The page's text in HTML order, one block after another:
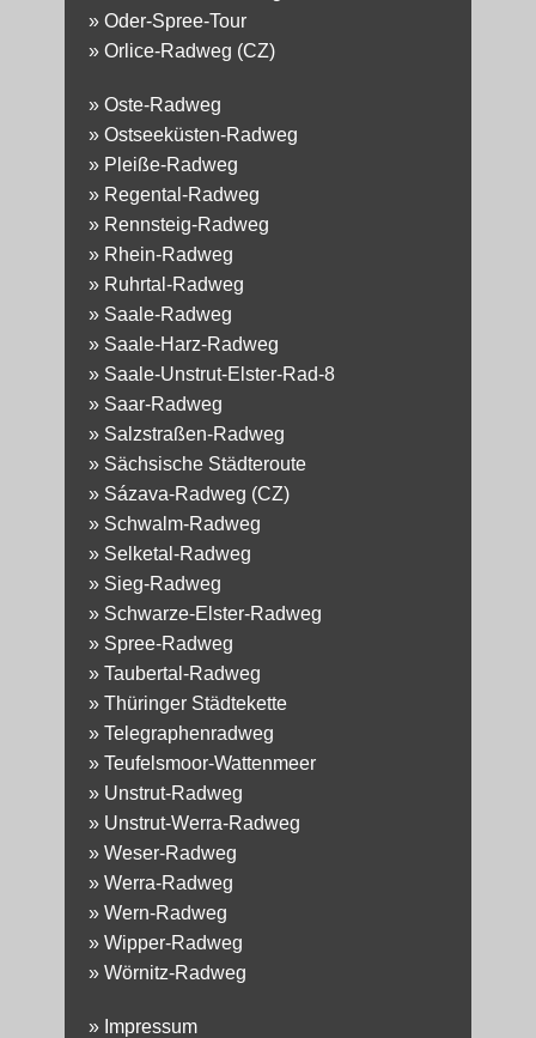
» Oder-Spree-Tour
» Orlice-Radweg (CZ)
» Oste-Radweg
» Ostseeküsten-Radweg
» Pleiße-Radweg
» Regental-Radweg
» Rennsteig-Radweg
» Rhein-Radweg
» Ruhrtal-Radweg
» Saale-Radweg
» Saale-Harz-Radweg
» Saale-Unstrut-Elster-Rad-8
» Saar-Radweg
» Salzstraßen-Radweg
» Sächsische Städteroute
» Sázava-Radweg (CZ)
» Schwalm-Radweg
» Selketal-Radweg
» Sieg-Radweg
» Schwarze-Elster-Radweg
» Spree-Radweg
» Taubertal-Radweg
» Thüringer Städtekette
» Telegraphenradweg
» Teufelsmoor-Wattenmeer
» Unstrut-Radweg
» Unstrut-Werra-Radweg
» Weser-Radweg
» Werra-Radweg
» Wern-Radweg
» Wipper-Radweg
» Wörnitz-Radweg
» Impressum